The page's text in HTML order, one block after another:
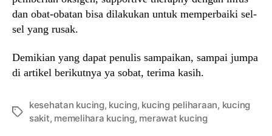
dan obat-obatan bisa dilakukan untuk memperbaiki sel-
sel yang rusak.
Demikian yang dapat penulis sampaikan, sampai jumpa
di artikel berikutnya ya sobat, terima kasih.
Tags
kesehatan kucing, kucing, kucing peliharaan, kucing
sakit, memelihara kucing, merawat kucing